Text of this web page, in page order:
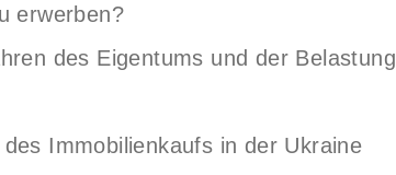
erwerben?
des Eigentums und der Belastung
Immobilienkaufs in der Ukraine